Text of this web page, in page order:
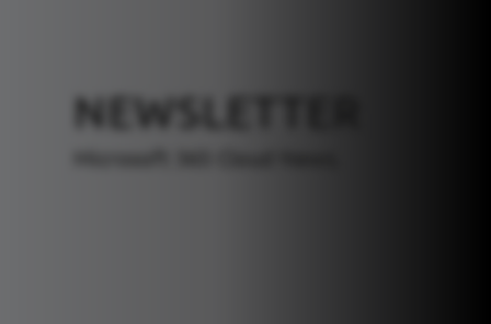
NEWSLETTER
Microsoft 365 Cloud News.